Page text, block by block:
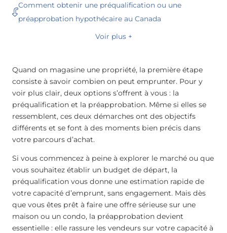
Comment obtenir une préqualification ou une
préapprobation hypothécaire au Canada
Voir plus +
Quand on magasine une propriété, la première étape
consiste à savoir combien on peut emprunter. Pour y
voir plus clair, deux options s’offrent à vous : la
préqualification et la préapprobation. Même si elles se
ressemblent, ces deux démarches ont des objectifs
différents et se font à des moments bien précis dans
votre parcours d’achat.
Si vous commencez à peine à explorer le marché ou que
vous souhaitez établir un budget de départ, la
préqualification vous donne une estimation rapide de
votre capacité d’emprunt, sans engagement. Mais dès
que vous êtes prêt à faire une offre sérieuse sur une
maison ou un condo, la préapprobation devient
essentielle : elle rassure les vendeurs sur votre capacité à